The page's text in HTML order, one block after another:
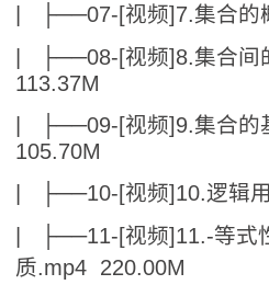
| ├──07-[视频]7.集合的
| ├──08-[视频]8.集合间
113.37M
| ├──09-[视频]9.集合的
105.70M
| ├──10-[视频]10.逻辑
| ├──11-[视频]11.-等式
质.mp4 220.00M